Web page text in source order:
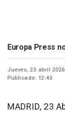
Europa Press
Jueves, 23 abril 2026
Publicado: 12:43
MADRID, 23